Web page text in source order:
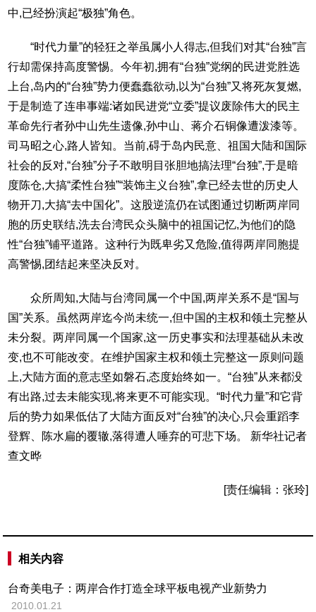
中,已经扮演起“极独”角色。
“时代力量”的轻狂之举虽属小人得志,但我们对其“台独”言
行却需保持高度警惕。今年初,拥有“台独”党纲的民进党胜选
上台,岛内的“台独”势力便蠢蠢欲动,以为“台独”又将死灰复燃,
于是制造了连串事端:诸如民进党“立委”提议废除伟大的民主
革命先行者孙中山先生遗像,孙中山、蒋介石铜像遭泼漆等。
司马昭之心,路人皆知。当前,碍于岛内民意、祖国大陆和国际
社会的反对,“台独”分子不敢明目张胆地搞法理“台独”,于是暗
度陈仓,大搞“柔性台独”“装饰主义台独”,拿已经去世的历史人
物开刀,大搞“去中国化”。这股逆流仍在试图通过切断两岸同
胞的历史联结,洗去台湾民众头脑中的祖国记忆,为他们的隐
性“台独”铺平道路。这种行为既卑劣又危险,值得两岸同胞提
高警惕,团结起来坚决反对。
众所周知,大陆与台湾同属一个中国,两岸关系不是“国与
国”关系。虽然两岸迄今尚未统一,但中国的主权和领土完整从
未分裂。两岸同属一个国家,这一历史事实和法理基础从未改
变,也不可能改变。在维护国家主权和领土完整这一原则问题
上,大陆方面的意志坚如磐石,态度始终如一。“台独”从来都没
有出路,过去未能实现,将来更不可能实现。“时代力量”和它背
后的势力如果低估了大陆方面反对“台独”的决心,只会重蹈李
登辉、陈水扁的覆辙,落得遭人唾弃的可悲下场。 新华社记者
查文晔
[责任编辑：张玲]
相关内容
台奇美电子：两岸合作打造全球平板电视产业新势力
2010.01.21